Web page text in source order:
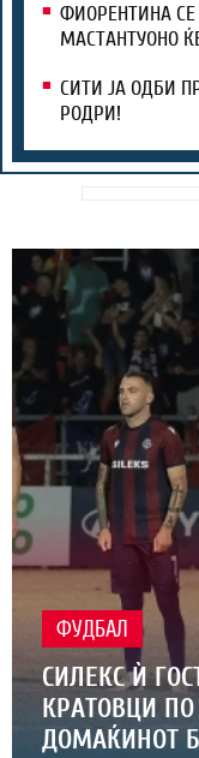
ФИОРЕНТИНА СЕ
МАСТАНТУОНО
СИТИ ЈА ОДБИ
РОДРИ!
ФУДБАЛ
СИЛЕКС Ѝ
КРАТОВЦИ
ДОМАЌИНОТ